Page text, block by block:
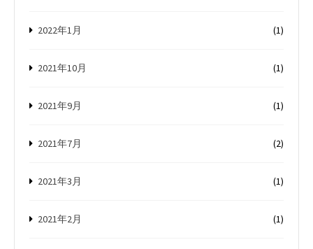
2022年1月 (1)
2021年10月 (1)
2021年9月 (1)
2021年7月 (2)
2021年3月 (1)
2021年2月 (1)